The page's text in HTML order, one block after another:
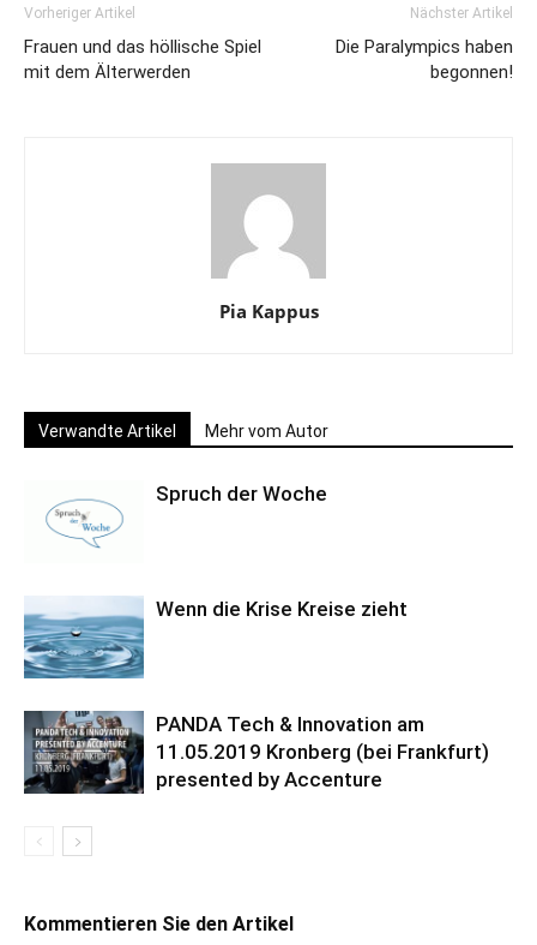
Vorheriger Artikel
Frauen und das höllische Spiel
mit dem Älterwerden
Nächster Artikel
Die Paralympics haben
begonnen!
Pia Kappus
Verwandte Artikel Mehr vom Autor
Spruch der Woche
Wenn die Krise Kreise zieht
PANDA Tech & Innovation am
11.05.2019 Kronberg (bei Frankfurt)
presented by Accenture
Kommentieren Sie den Artikel